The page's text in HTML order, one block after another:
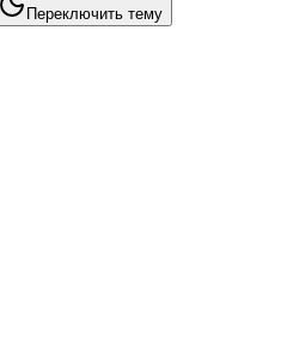
Переключить тему